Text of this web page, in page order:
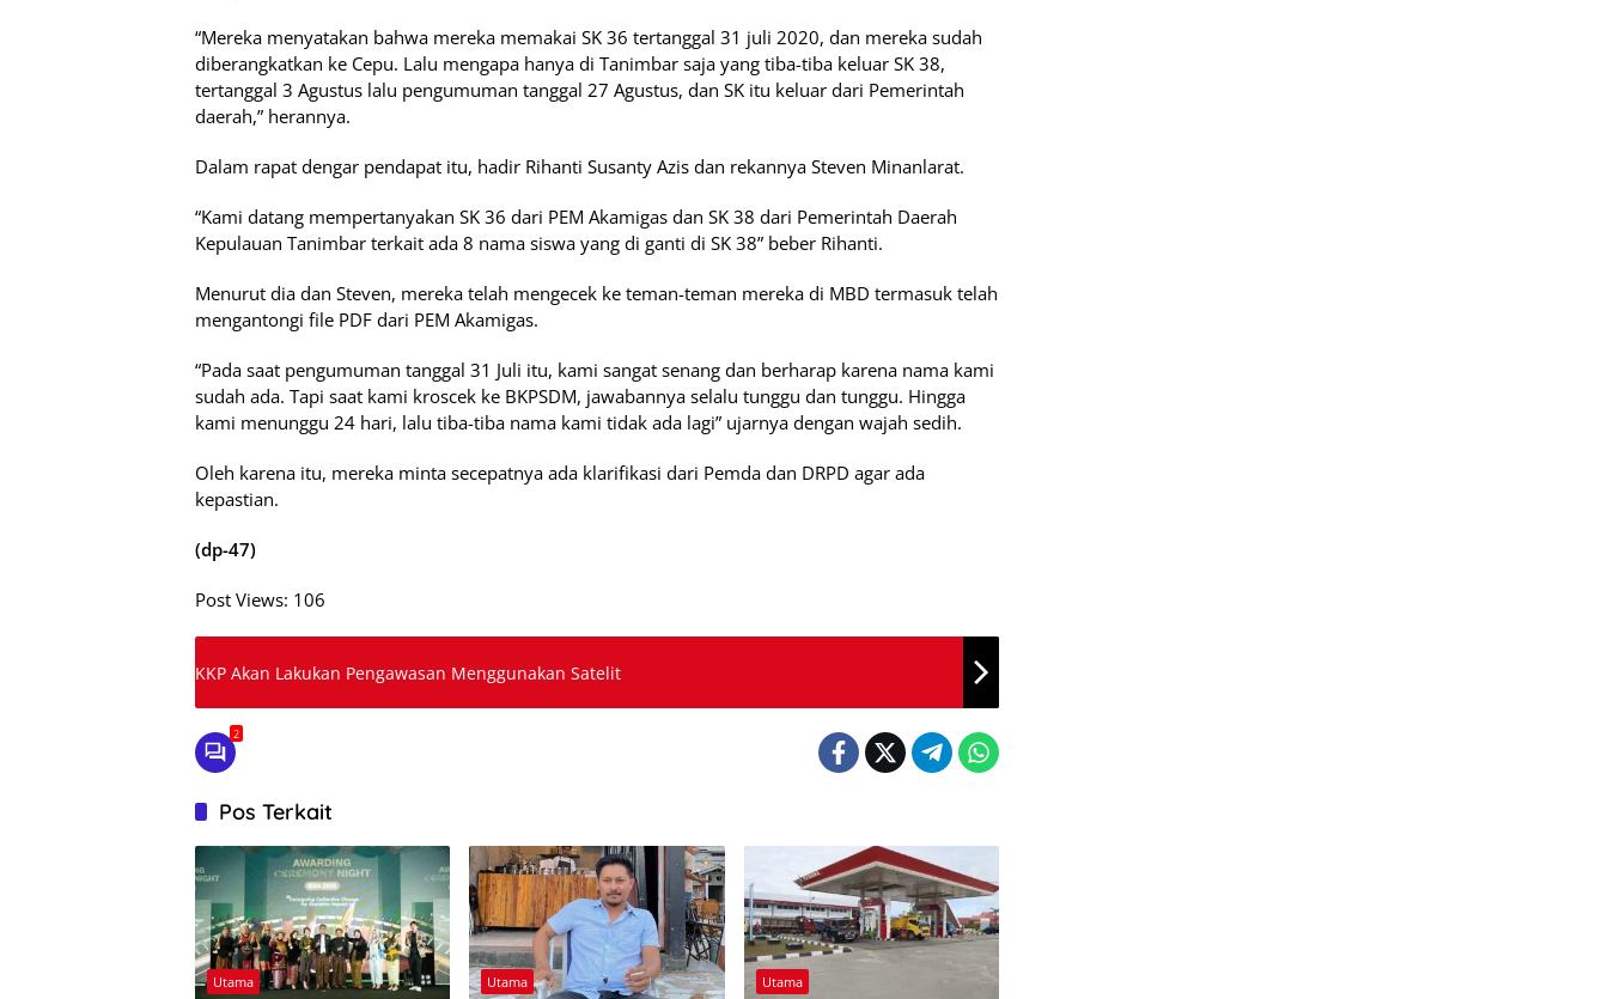
“Mereka menyatakan bahwa mereka memakai SK 36 tertanggal 31 juli 2020, dan mereka sudah
diberangkatkan ke Cepu. Lalu mengapa hanya di Tanimbar saja yang tiba-tiba keluar SK 38,
tertanggal 3 Agustus lalu pengumuman tanggal 27 Agustus, dan SK itu keluar dari Pemerintah
daerah,” herannya.
Dalam rapat dengar pendapat itu, hadir Rihanti Susanty Azis dan rekannya Steven Minanlarat.
“Kami datang mempertanyakan SK 36 dari PEM Akamigas dan SK 38 dari Pemerintah Daerah
Kepulauan Tanimbar terkait ada 8 nama siswa yang di ganti di SK 38” beber Rihanti.
Menurut dia dan Steven, mereka telah mengecek ke teman-teman mereka di MBD termasuk telah
mengantongi file PDF dari PEM Akamigas.
“Pada saat pengumuman tanggal 31 Juli itu, kami sangat senang dan berharap karena nama kami
sudah ada. Tapi saat kami kroscek ke BKPSDM, jawabannya selalu tunggu dan tunggu. Hingga
kami menunggu 24 hari, lalu tiba-tiba nama kami tidak ada lagi” ujarnya dengan wajah sedih.
Oleh karena itu, mereka minta secepatnya ada klarifikasi dari Pemda dan DRPD agar ada
kepastian.
(dp-47)
Post Views: 106
KKP Akan Lakukan Pengawasan Menggunakan Satelit
2
Pos Terkait
Utama Utama Utama